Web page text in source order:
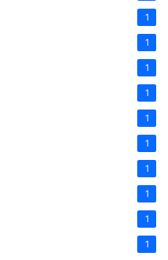
1
1
1
1
1
1
1
1
1
1